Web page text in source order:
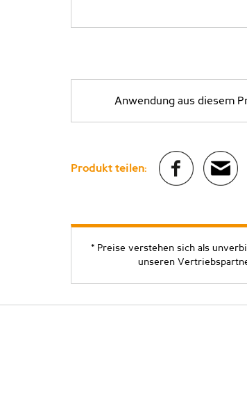
Anwendung aus diesem
Produkt teilen:
* Preise verstehen sich als
unseren